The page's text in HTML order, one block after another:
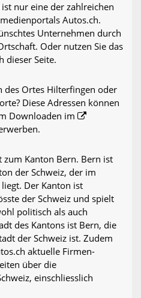
nur eine der zahlreichen
Autos.ch.
Unternehmen durch
Oder nutzen Sie das
dieser Seite.
des Ortes Hilterfingen oder
Diese Adressen können
Downloaden im
Kanton Bern. Bern ist
der Schweiz, der im
Der Kanton ist
der Schweiz und spielt
politisch als auch
des Kantons ist Bern, die
der Schweiz ist. Zudem
aktuelle Firmen-
über die
einschliesslich